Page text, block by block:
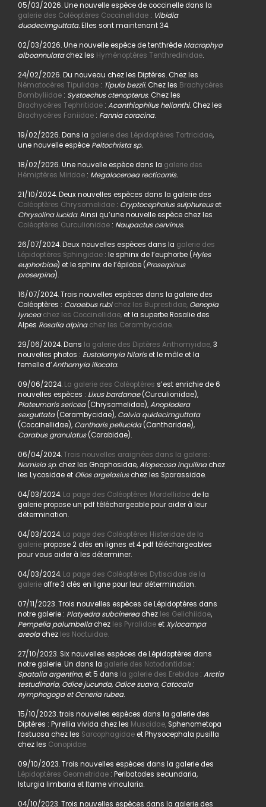
05/03/2026. Une nouvelle espèce de coccinelle dans la
galerie des Coléoptères Coccinellidae: Vibidia
duodecimguttata.Elles sont maintenant 34.
02/03/2026. Une nouvelle espèce de tenthrède Macrophya
alboannulatachez les Hyménoptères Tenthredinidae.
24/02/2026. Du nouveau chez les Diptères. Chez les
Nématocères Tipulidae: Tipula bezzii. Chez les Brachycères
Bombyliidae: Systoechus ctenopterus. Chez les
Brachycères Tephritidae: Acanthiophilus helianthi. Chez les
Brachycères Faniidae: Fannia coracina.
19/02/2026. Dans la galerie des Lépidoptères Tortricidae,
une nouvelle espèce Peltochrista sp.
18/02/2026. Une nouvelle espèce dans la galerie des
Hémiptères Miridae: Megaloceroea recticornis.
21/10/2024. Deux nouvelles espèces dans la galerie des
Coléoptères Chrysomelidae: Cryptocephalus sulphureuset
Chrysolina lucida. Ainsi qu’une nouvelle espèce chez les
Coléoptères Curculionidae : Naupactus cervinus.
26/07/2024. Deux nouvelles espèces dans la galerie des
Lépidoptères Sphingidae: le sphinx de l’euphorbe (Hyles
euphorbiae) et le sphinx de l’épilobe (Proserpinus
proserpina).
16/07/2024. Trois nouvelles espèces dans la galerie des
Coléoptères : Coraebus rubi chez les Buprestidae, Oenopia
lyncea chez les Coccinellidae,et la superbe Rosalie des
Alpes Rosalia alpina chez les Cerambycidae.
29/06/2024. Dans la galerie des Diptères Anthomyidae,3
nouvelles photos : Eustalomyia hilariset le mâle et la
femelle d’Anthomyia illocata.
09/06/2024.La galerie des Coléoptères s’est enrichie de 6
nouvelles espèces : Lixus bardanae(Curculionidae),
Plateumaris sericea(Chrysomelidae),Anoplodera
sexguttata(Cerambycidae), Calvia quidecimguttata
(Coccinellidae), Cantharis pellucida(Cantharidae),
Carabus granulatus(Carabidae).
06/04/2024.Trois nouvelles araignées dans la galerie:
Nomisia sp. chez les Gnaphosidae,Alopecosa inquilinachez
les Lycosidae et Olios argelasiuschez les Sparassidae.
04/03/2024. La page des Coléoptères Mordellidaede la
galerie propose un pdf téléchargeable pour aider à leur
détermination.
04/03/2024. La page des Coléoptères Histeridae de la
galeriepropose 2 clés en lignes et 4 pdf téléchargeables
pour vous aider à les déterminer.
04/03/2024. La page des Coléoptères Dytiscidae de la
galerieoffre 3 clés en ligne pour leur détermination.
07/11/2023. Trois nouvelles espèces de Lépidoptères dans
notre galerie : Platyedra subcinereachez les Gelichiidae,
Pempelia palumbellachez les PyralidaeetXylocampa
areolachez les Noctuidae.
27/10/2023. Six nouvelles espèces de Lépidoptères dans
notre galerie. Un dans la galerie des Notodontidae:
Spatalia argentina, et 5 dans la galerie des Erebidae: Arctia
testudinaria, Odice jucunda, Odice suava, Catocala
nymphogoga et Ocneria rubea.
15/10/2023. trois nouvelles espèces dans la galerie des
Diptères : Pyrellia vivida chez les Muscidae,Sphenometopa
fastuosa chez les Sarcophagidaeet Physocephala pusilla
chez les Conopidae.
09/10/2023. Trois nouvelles espèces dans la galerie des
Lépidoptères Geometridae: Peribatodes secundaria,
Isturgia limbaria et Itame vincularia.
04/10/2023. Trois nouvelles espèces dans la galerie des